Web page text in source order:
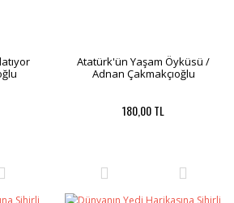
Atatürk'ün Yaşam Öyküsü /
Adnan Çakmakçıoğlu
180,00 TL